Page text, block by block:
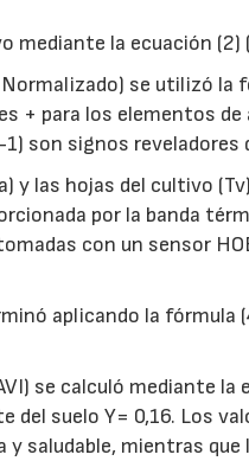
mediante la ecuación
se utilizó la
+ para los elementos de
son signos reveladores
y las hojas del cultivo
por la banda
con un sensor
aplicando la fórmula
se calculó mediante la
del suelo Y= 0,16. Los
saludable, mientras que